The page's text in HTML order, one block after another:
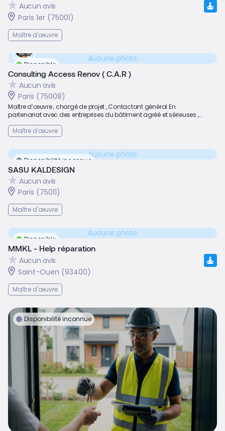
Aucun avis
Paris 1er (75001)
Maître d'œuvre
Disponible
Aucune photo
Consulting Access Renov ( C.A.R )
Aucun avis
Paris (75008)
Maître d’œuvre , chargé de projet , Contactant général En
partenariat avec des entreprises du bâtiment agréé et sérieuses ,...
Maître d'œuvre
Disponibilité inconnue
Aucune photo
SASU KALDESIGN
Aucun avis
Paris (75011)
Maître d'œuvre
Disponible
Aucune photo
MMKL - Help réparation
Aucun avis
Saint-Ouen (93400)
Maître d'œuvre
Disponibilité inconnue